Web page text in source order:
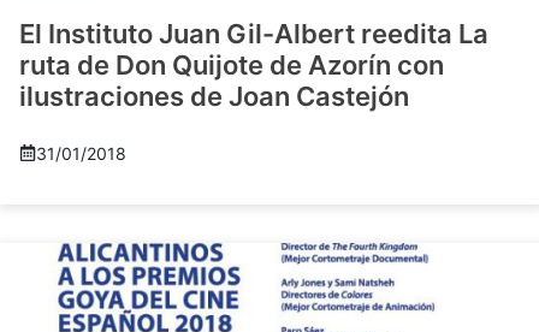
El Instituto Juan Gil-Albert reedita La
ruta de Don Quijote de Azorín con
ilustraciones de Joan Castejón
31/01/2018